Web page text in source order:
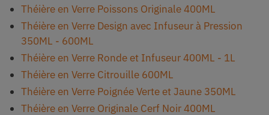
Théière en Verre Poissons Originale 400ML
Théière en Verre Design avec Infuseur à Pression
350ML - 600ML
Théière en Verre Ronde et Infuseur 400ML - 1L
Théière en Verre Citrouille 600ML
Théière en Verre Poignée Verte et Jaune 350ML
Théière en Verre Originale Cerf Noir 400ML